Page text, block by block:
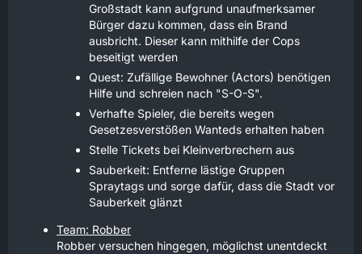
Großstadt kann aufgrund unaufmerksamer
Bürger dazu kommen, dass ein Brand
ausbricht. Dieser kann mithilfe der Cops
beseitigt werden
Quest: Zufällige Bewohner (Actors) benötigen
Hilfe und schreien nach "S-O-S".
Verhafte Spieler, die bereits wegen
Gesetzesverstößen Wanteds erhalten haben
Stelle Tickets bei Kleinverbrechern aus
Sauberkeit: Entferne lästige Gruppen
Spraytags und sorge dafür, dass die Stadt vor
Sauberkeit glänzt
Team: Robber
Robber versuchen hingegen, möglichst unentdeckt